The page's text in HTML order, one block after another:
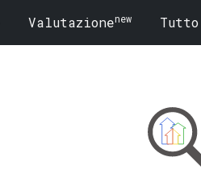
Valutazionenew Tutto